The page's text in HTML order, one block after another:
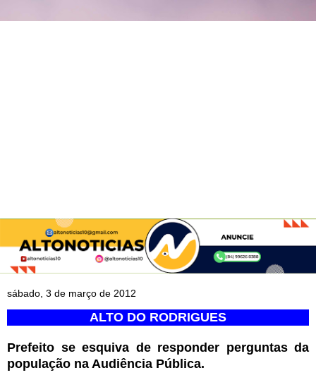
sábado, 3 de março de 2012
ALTO DO RODRIGUES
Prefeito se esquiva de responder perguntas da
população na Audiência Pública.